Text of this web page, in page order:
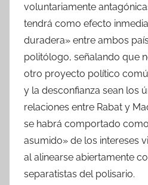
voluntariamente
tendrá como efecto
duradera» entre ambos
politólogo, señalando que
otro proyecto político
y la desconfianza sean los
relaciones entre Rabat y
se habrá comportado
asumido» de los intereses
al alinearse abiertamente
separatistas del polisario.